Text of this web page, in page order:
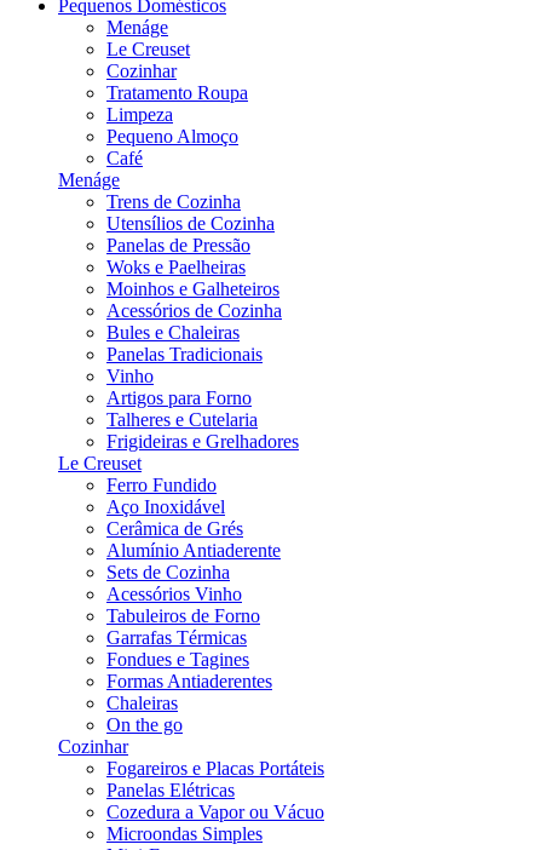
Pequenos Domésticos
Menáge
Le Creuset
Cozinhar
Tratamento Roupa
Limpeza
Pequeno Almoço
Café
Menáge
Trens de Cozinha
Utensílios de Cozinha
Panelas de Pressão
Woks e Paelheiras
Moinhos e Galheteiros
Acessórios de Cozinha
Bules e Chaleiras
Panelas Tradicionais
Vinho
Artigos para Forno
Talheres e Cutelaria
Frigideiras e Grelhadores
Le Creuset
Ferro Fundido
Aço Inoxidável
Cerâmica de Grés
Alumínio Antiaderente
Sets de Cozinha
Acessórios Vinho
Tabuleiros de Forno
Garrafas Térmicas
Fondues e Tagines
Formas Antiaderentes
Chaleiras
On the go
Cozinhar
Fogareiros e Placas Portáteis
Panelas Elétricas
Cozedura a Vapor ou Vácuo
Microondas Simples